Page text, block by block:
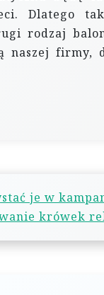
Dlatego
rodzaj
naszej firmy,
je w
krówek